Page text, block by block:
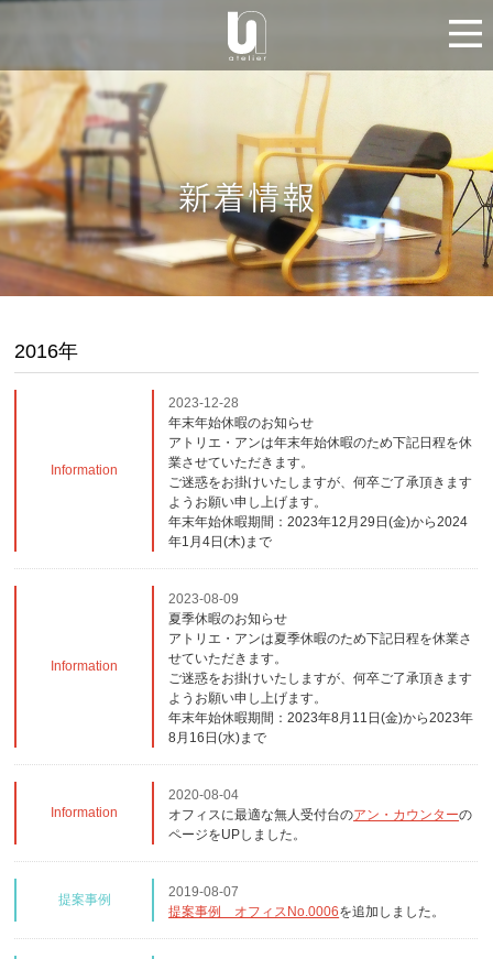
2016年
Information
2023-12-28
年末年始休暇のお知らせ
アトリエ・アンは年末年始休暇のため下記日程を休
業させていただきます。
ご迷惑をお掛けいたしますが、何卒ご了承頂きます
ようお願い申し上げます。
年末年始休暇期間：2023年12月29日(金)から2024
年1月4日(木)まで
Information
2023-08-09
夏季休暇のお知らせ
アトリエ・アンは夏季休暇のため下記日程を休業さ
せていただきます。
ご迷惑をお掛けいたしますが、何卒ご了承頂きます
ようお願い申し上げます。
年末年始休暇期間：2023年8月11日(金)から2023年
8月16日(水)まで
Information
2020-08-04
オフィスに最適な無人受付台のアン・カウンターの
ページをUPしました。
提案事例
2019-08-07
提案事例 オフィスNo.0006を追加しました。